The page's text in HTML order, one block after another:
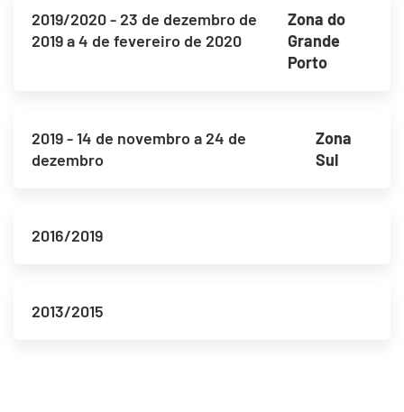
2019/2020 - 23 de dezembro de
2019 a 4 de fevereiro de 2020
Zona do
Grande
Porto
2019 - 14 de novembro a 24 de
dezembro
Zona
Sul
2016/2019
2013/2015